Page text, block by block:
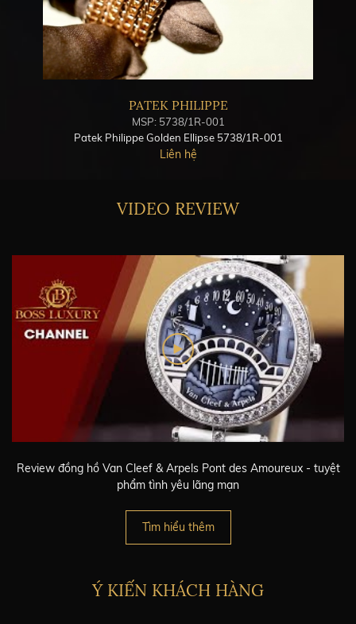
PATEK PHILIPPE
MSP: 5738/1R-001
Patek Philippe Golden Ellipse 5738/1R-001
Liên hệ
VIDEO REVIEW
Review đồng hồ Van Cleef & Arpels Pont des Amoureux - tuyệt
phẩm tình yêu lãng mạn
Tìm hiểu thêm
Ý KIẾN KHÁCH HÀNG